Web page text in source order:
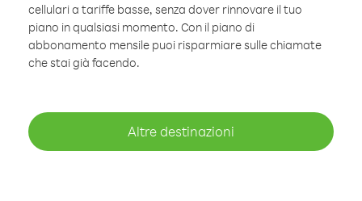
cellulari a tariffe basse, senza dover rinnovare il tuo
piano in qualsiasi momento. Con il piano di
abbonamento mensile puoi risparmiare sulle chiamate
che stai già facendo.
Altre destinazioni